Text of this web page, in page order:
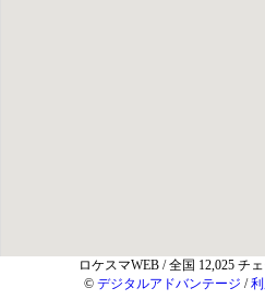
ロケスマWEB / 全国 12,025 チ
© デジタルアドバンテージ /